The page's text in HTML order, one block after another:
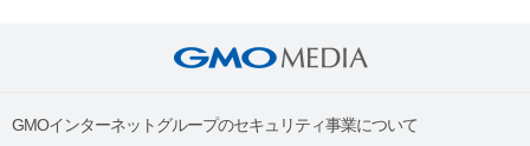
GMOインターネットグループのセキュリティ事業について